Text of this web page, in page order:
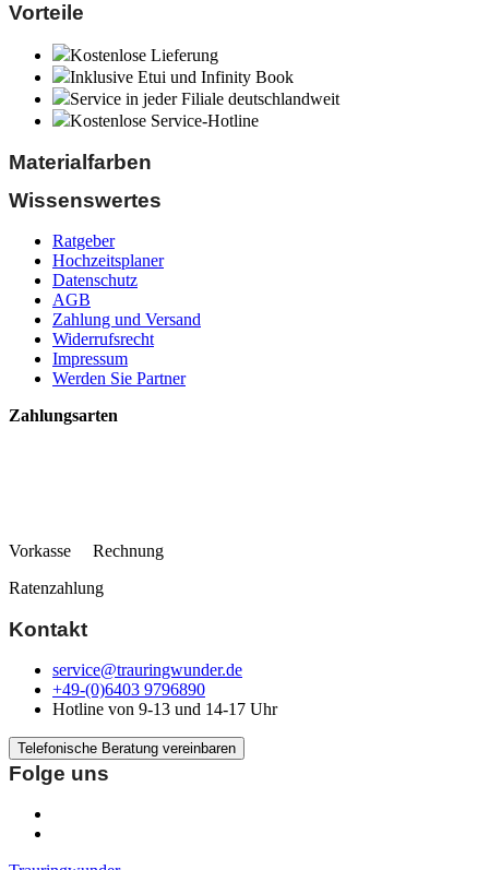
Vorteile
Kostenlose Lieferung
Inklusive Etui und Infinity Book
Service in jeder Filiale deutschlandweit
Kostenlose Service-Hotline
Materialfarben
Wissenswertes
Ratgeber
Hochzeitsplaner
Datenschutz
AGB
Zahlung und Versand
Widerrufsrecht
Impressum
Werden Sie Partner
Zahlungsarten
Vorkasse Rechnung
Ratenzahlung
Kontakt
service@trauringwunder.de
+49-(0)6403 9796890
Hotline von 9-13 und 14-17 Uhr
Telefonische Beratung vereinbaren
Folge uns